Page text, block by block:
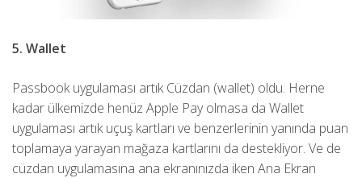
5. Wallet
Passbook uygulaması artık Cüzdan (wallet) oldu. Herne
kadar ülkemizde henüz Apple Pay olmasa da Wallet
uygulaması artık uçuş kartları ve benzerlerinin yanında puan
toplamaya yarayan mağaza kartlarını da destekliyor. Ve de
cüzdan uygulamasına ana ekranınızda iken Ana Ekran